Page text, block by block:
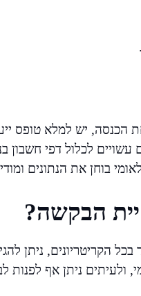
יש למלא טופס
לכלול דפי חשבון
בוחן את הנתונים
הבקשה?
הקריטריונים, ניתן
ניתן אף לפנות